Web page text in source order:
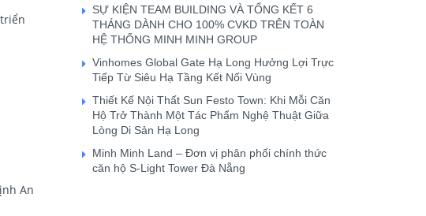
An
SỰ KIỆN TEAM BUILDING VÀ TỔNG KẾT 6
THÁNG DÀNH CHO 100% CVKD TRÊN TOÀN
HỆ THỐNG MINH MINH GROUP
Vinhomes Global Gate Hạ Long Hưởng Lợi Trực
Tiếp Từ Siêu Hạ Tầng Kết Nối Vùng
Thiết Kế Nội Thất Sun Festo Town: Khi Mỗi Căn
Hộ Trở Thành Một Tác Phẩm Nghệ Thuật Giữa
Lòng Di Sản Hạ Long
Minh Minh Land – Đơn vị phân phối chính thức
căn hộ S-Light Tower Đà Nẵng